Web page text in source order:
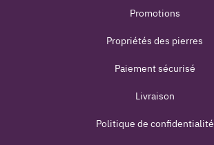
Promotions
Propriétés des pierres
Paiement sécurisé
Livraison
Politique de confidentialité